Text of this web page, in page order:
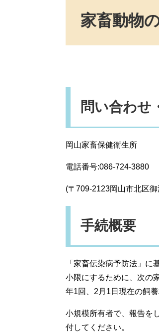
家畜動物
問い合わせ
岡山家畜保健衛生所
電話番号:086-724-3880
(〒709-2123岡山市北区
手続概要
「家畜伝染病予防法」
小限にするために、次の
年1回、2月1日現在の飼
小規模所有者で、報告を
付してください。